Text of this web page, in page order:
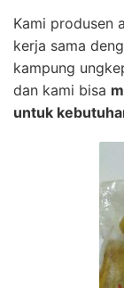
Kami produsen
kerja sama
kampung
dan kami bisa
untuk